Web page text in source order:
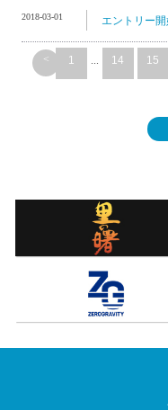
2018-03-01 エントリー開
< 1 ... 14 15